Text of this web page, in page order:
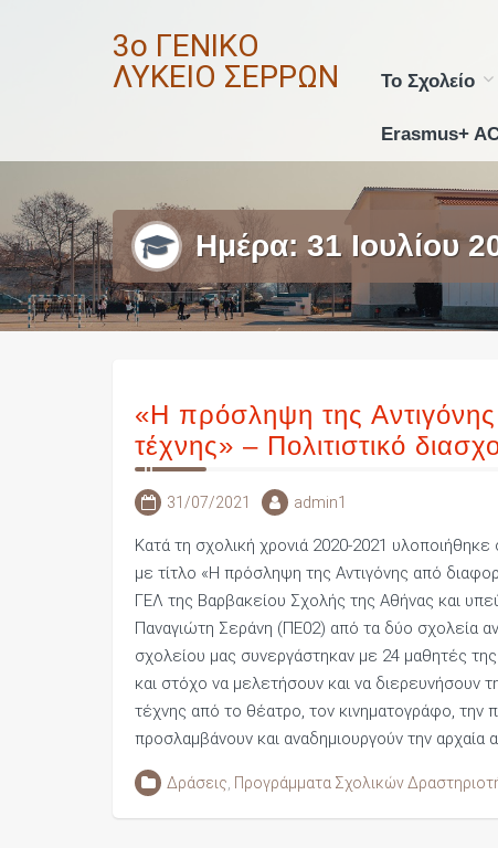
3ο ΓΕΝΙΚΟ
ΛΥΚΕΙΟ ΣΕΡΡΩΝ
Το Σχολείο
Erasmus+
Ημέρα: 31 Ιουλίου
«Η πρόσληψη της
τέχνης» – Πολιτιστικό
31/07/2021 admin1
Κατά τη σχολική χρονιά 2020-2021
με τίτλο «Η πρόσληψη της Αντιγόνης από
ΓΕΛ της Βαρβακείου Σχολής της Αθήνας και
Παναγιώτη Σεράνη (ΠΕ02) από τα δύο σχολεία
σχολείου μας συνεργάστηκαν με 24 μαθητές
και στόχο να μελετήσουν και να διερευνήσουν
τέχνης από το θέατρο, τον κινηματογράφο, την
προσλαμβάνουν και αναδημιουργούν την αρχαία
Δράσεις Προγράμματα Σχολικών